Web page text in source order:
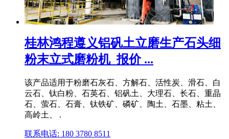
桂林鸿程遵义铝矾土立磨生产石头细
粉末立式磨粉机_报价 ...
该产品适用于粉磨石灰石、方解石、活性炭、滑石、白
云石、钛白粉、石英石、铝矾土、大理石、长石、重晶
石、萤石、石膏、钛铁矿、磷矿、陶土、石墨、粘土、
高岭土、 .
联系电话: 180 3780 8511